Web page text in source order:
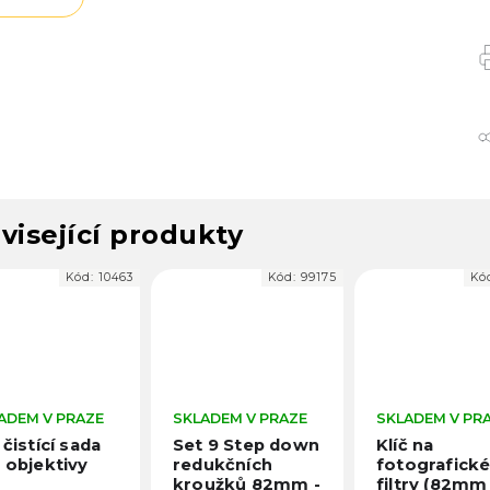
produkty
čistící sada
objektivy
V PRAZE
Kód: 10463
Set 9 Step down
redukčních
kroužků 82mm -
SKLADEM V PRAZE
Kód: 99175
Klíč na
fotografické
filtry (82mm
SKLADEM V